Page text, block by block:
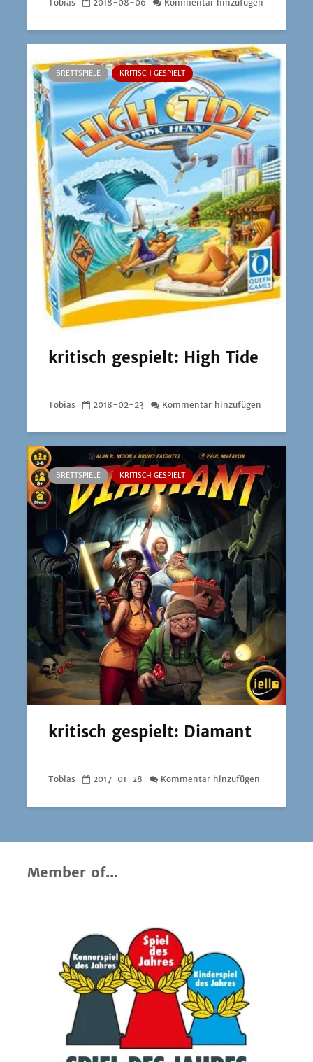
Tobias 2018-08-06 Kommentar hinzufügen
BRETTSPIELE KRITISCH GESPIELT
kritisch gespielt: High Tide
Tobias 2018-02-23 Kommentar hinzufügen
BRETTSPIELE KRITISCH GESPIELT
kritisch gespielt: Diamant
Tobias 2017-01-28 Kommentar hinzufügen
Member of...